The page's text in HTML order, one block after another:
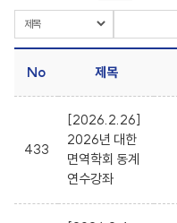
No 제목
433
[2026.2.26]
2026년 대한
면역학회 동계
연수강좌